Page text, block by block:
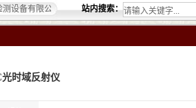
有限公司提供的无损检测仪器设备包括：超声检
站内搜索：
时域反射仪